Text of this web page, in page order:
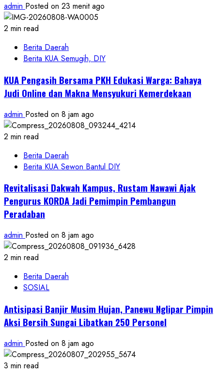
admin Posted on 23 menit ago
2 min read
Berita Daerah
Berita KUA Semugih, DIY
KUA Pengasih Bersama PKH Edukasi Warga: Bahaya
Judi Online dan Makna Mensyukuri Kemerdekaan
admin Posted on 8 jam ago
2 min read
Berita Daerah
Berita KUA Sewon Bantul DIY
Revitalisasi Dakwah Kampus, Rustam Nawawi Ajak
Pengurus KORDA Jadi Pemimpin Pembangun
Peradaban
admin Posted on 8 jam ago
2 min read
Berita Daerah
SOSIAL
Antisipasi Banjir Musim Hujan, Panewu Nglipar Pimpin
Aksi Bersih Sungai Libatkan 250 Personel
admin Posted on 8 jam ago
3 min read